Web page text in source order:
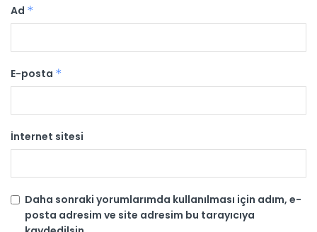
Ad *
E-posta *
İnternet sitesi
Daha sonraki yorumlarımda kullanılması için adım, e-
posta adresim ve site adresim bu tarayıcıya